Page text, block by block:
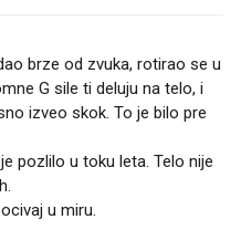
brze od zvuka, rotirao se u
G sile ti deluju na telo, i
izveo skok. To je bilo pre
pozlilo u toku leta. Telo nije
u miru.